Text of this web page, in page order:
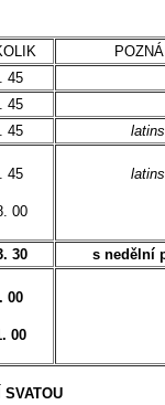
45
45
45
45
00
30 s nedělní
00
00